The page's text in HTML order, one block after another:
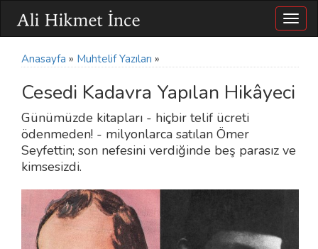
Anasayfa » Muhtelif Yazıları »
Cesedi Kadavra Yapılan Hikâyeci
Günümüzde kitapları - hiçbir telif ücreti
ödenmeden! - milyonlarca satılan Ömer
Seyfettin; son nefesini verdiğinde beş parasız ve
kimsesizdi.